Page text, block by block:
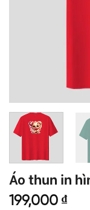
Áo thun in
199,000 ₫